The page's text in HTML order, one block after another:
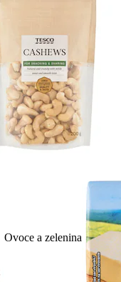
Ovoce a zelenina